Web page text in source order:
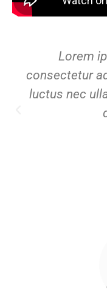
Lorem
consectetur
luctus nec